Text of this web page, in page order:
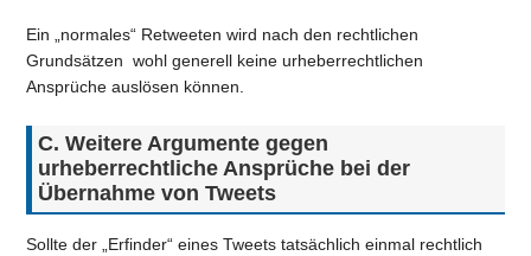
Ein „normales“ Retweeten wird nach den rechtlichen
Grundsätzen wohl generell keine urheberrechtlichen
Ansprüche auslösen können.
C. Weitere Argumente gegen
urheberrechtliche Ansprüche bei der
Übernahme von Tweets
Sollte der „Erfinder“ eines Tweets tatsächlich einmal rechtlich